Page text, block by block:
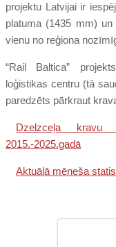
projektu Latvijai ir
platuma (1435 mm)
vienu no reģiona
“Rail Baltica”
loģistikas centru (tā
paredzēts pārkraut
Dzelzceļa kravu
2015.-2025.gadā
Aktuālā mēneša